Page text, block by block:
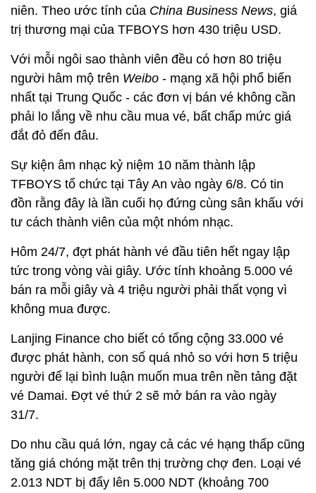
niên. Theo ước tính của China Business News, giá
trị thương mại của TFBOYS hơn 430 triệu USD.
Với mỗi ngôi sao thành viên đều có hơn 80 triệu
người hâm mộ trên Weibo - mạng xã hội phổ biến
nhất tại Trung Quốc - các đơn vị bán vé không cần
phải lo lắng về nhu cầu mua vé, bất chấp mức giá
đắt đỏ đến đâu.
Sự kiện âm nhạc kỷ niệm 10 năm thành lập
TFBOYS tổ chức tại Tây An vào ngày 6/8. Có tin
đồn rằng đây là lần cuối họ đứng cùng sân khấu với
tư cách thành viên của một nhóm nhạc.
Hôm 24/7, đợt phát hành vé đầu tiên hết ngay lập
tức trong vòng vài giây. Ước tính khoảng 5.000 vé
bán ra mỗi giây và 4 triệu người phải thất vọng vì
không mua được.
Lanjing Finance cho biết có tổng cộng 33.000 vé
được phát hành, con số quá nhỏ so với hơn 5 triệu
người để lại bình luận muốn mua trên nền tảng đặt
vé Damai. Đợt vé thứ 2 sẽ mở bán ra vào ngày
31/7.
Do nhu cầu quá lớn, ngay cả các vé hạng thấp cũng
tăng giá chóng mặt trên thị trường chợ đen. Loại vé
2.013 NDT bị đẩy lên 5.000 NDT (khoảng 700